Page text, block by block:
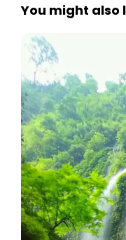
You might also